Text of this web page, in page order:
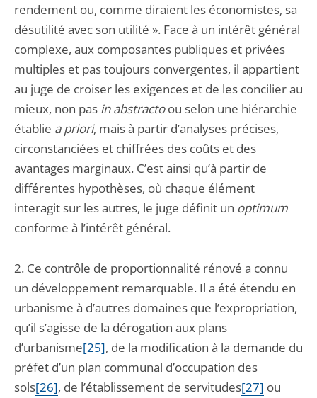
rendement ou, comme diraient les économistes, sa
désutilité avec son utilité ». Face à un intérêt général
complexe, aux composantes publiques et privées
multiples et pas toujours convergentes, il appartient
au juge de croiser les exigences et de les concilier au
mieux, non pas in abstractoou selon une hiérarchie
établie a priori, mais à partir d’analyses précises,
circonstanciées et chiffrées des coûts et des
avantages marginaux. C’est ainsi qu’à partir de
différentes hypothèses, où chaque élément
interagit sur les autres, le juge définit un optimum
conforme à l’intérêt général.
2. Ce contrôle de proportionnalité rénové a connu
un développement remarquable. Il a été étendu en
urbanisme à d’autres domaines que l’expropriation,
qu’il s’agisse de la dérogation aux plans
d’urbanisme[25], de la modification à la demande du
préfet d’un plan communal d’occupation des
sols[26], de l’établissement de servitudes[27] ou